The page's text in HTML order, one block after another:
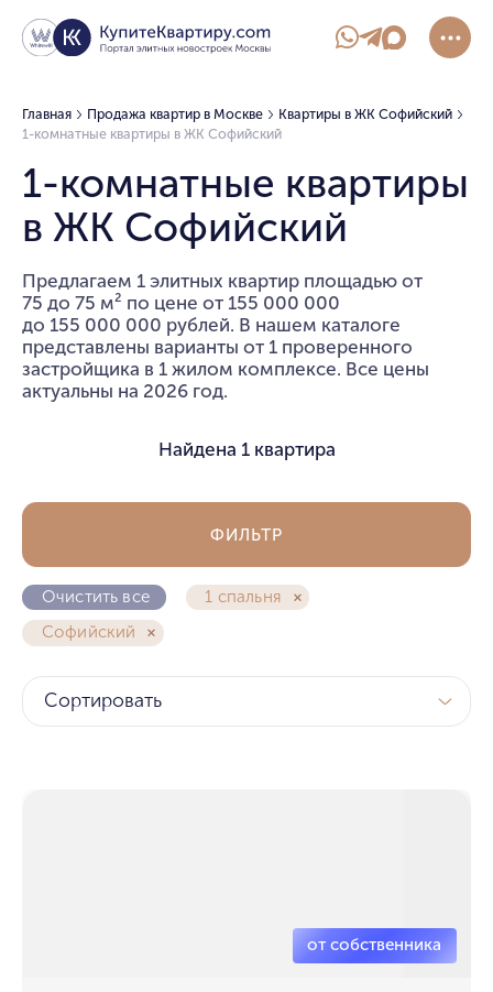
Главная Продажа квартир в Москве
Квартиры в ЖК Софийский
1-комнатные квартиры в ЖК Софийский
1-комнатные квартиры
в ЖК Софийский
Предлагаем 1 элитных квартир площадью от
75 до 75 м² по цене от 155 000 000
до 155 000 000 рублей. В нашем каталоге
представлены варианты от 1 проверенного
застройщика в 1 жилом комплексе. Все цены
актуальны на 2026 год.
Найдена 1 квартира
Очистить все
1 спальня
Софийский
ФИЛЬТР
Сортировать